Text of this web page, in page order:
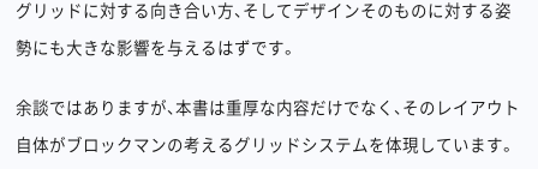
グリッドに対する向き合い方、そしてデザインそのものに対する姿
勢にも大きな影響を与えるはずです。
余談ではありますが、本書は重厚な内容だけでなく、そのレイアウト
自体がブロックマンの考えるグリッドシステムを体現しています。